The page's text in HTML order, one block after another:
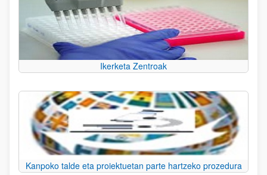
Ikerketa Zentroak
Kanpoko talde eta proiektuetan parte hartzeko prozedura